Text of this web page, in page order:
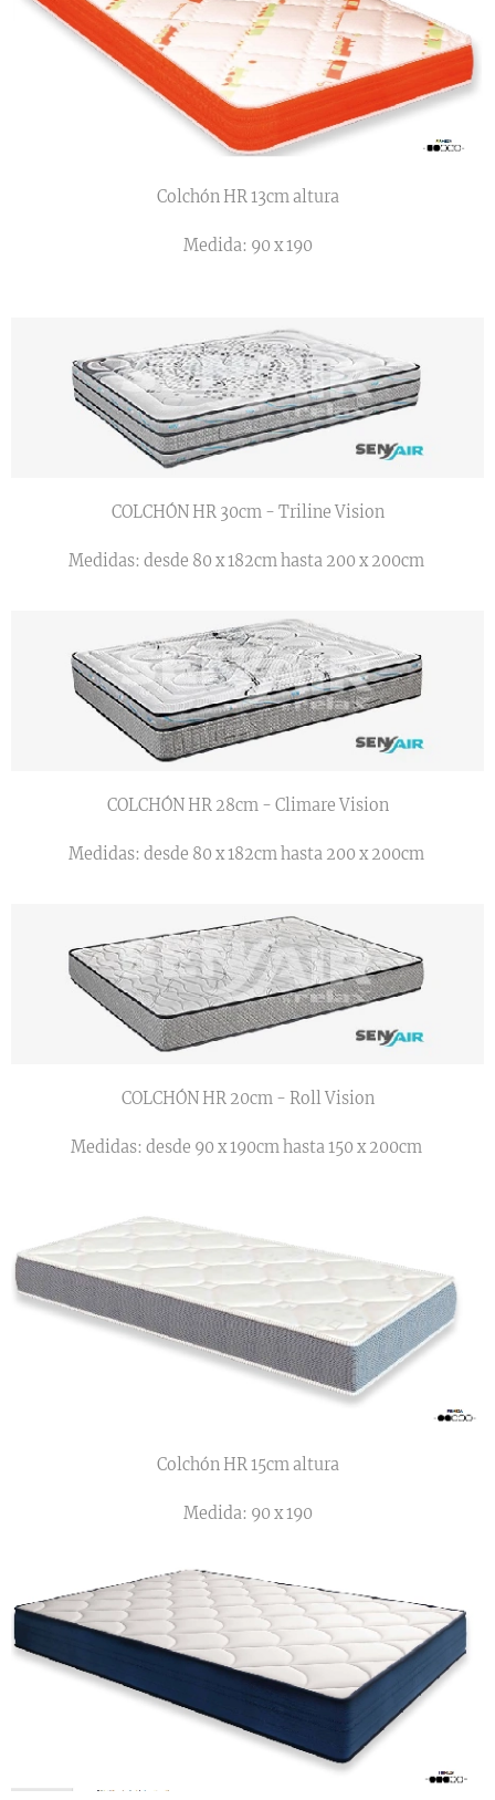
Colchón HR 13cm altura
Medida: 90 x 190
COLCHÓN HR 30cm - Triline Vision
Medidas: desde 80 x 182cm hasta 200 x 200cm
COLCHÓN HR 28cm - Climare Vision
Medidas: desde 80 x 182cm hasta 200 x 200cm
COLCHÓN HR 20cm - Roll Vision
Medidas: desde 90 x 190cm hasta 150 x 200cm
Colchón HR 15cm altura
Medida: 90 x 190